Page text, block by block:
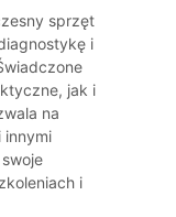
sprzęt
i
jak i
na
innymi
i